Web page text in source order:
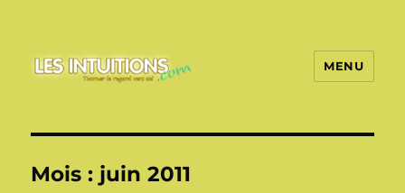
MENU
Mois : juin 2011